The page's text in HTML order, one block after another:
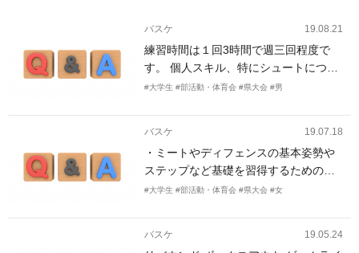
バスケ 19.08.21
練習時間は１回3時間で週三回程度で
す。 個人スキル、特にシュートにつな
がる部分とピックアンドロールのスキ
携の部分を詰める練習メニューがあり
ましたら教えていただきたいです。
#大学生 #部活動・体育会 #県大会 #男
バスケ 19.07.18
・ミートやディフェンスの基本姿勢や
ステップなど基礎を習得するための練
習 ・人数が少ないため、初心者でも試
基礎を習得できるようにして、経験者
#大学生 #部活動・体育会 #県大会 #女
バスケ 19.05.24